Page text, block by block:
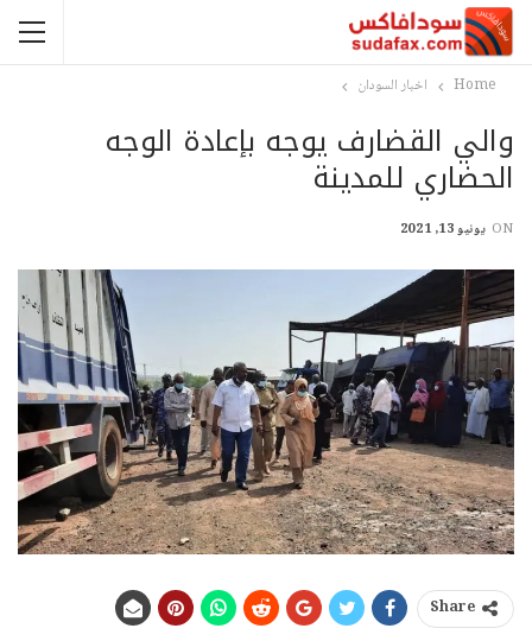
Home اخبار السودان
والي القضارف يوجه بإعادة الوجه
الحضاري للمدينة
ON يونيو 13, 2021
Share